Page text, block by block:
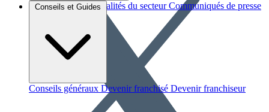
Brèves et actus Actualités du secteur Communiqués de presse
Conseils et Guides
Conseils généraux Devenir franchisé Devenir franchiseur